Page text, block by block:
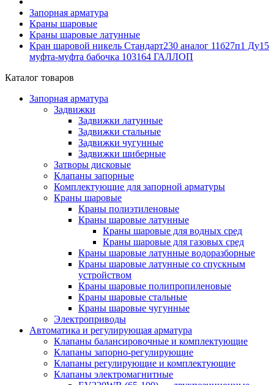
Запорная арматура
Краны шаровые
Краны шаровые латунные
Кран шаровой никель Стандарт230 аналог 11б27п1 Ду15
муфта-муфта бабочка 103164 ГАЛЛОП
Каталог товаров
Запорная арматура
Задвижки
Задвижки латунные
Задвижки стальные
Задвижки чугунные
Задвижки шиберные
Затворы дисковые
Клапаны запорные
Комплектующие для запорной арматуры
Краны шаровые
Краны полиэтиленовые
Краны шаровые латунные
Краны шаровые для водных сред
Краны шаровые для газовых сред
Краны шаровые латунные водоразборные
Краны шаровые латунные со спускным
устройством
Краны шаровые полипропиленовые
Краны шаровые стальные
Краны шаровые чугунные
Электроприводы
Автоматика и регулирующая арматура
Клапаны балансировочные и комплектующие
Клапаны запорно-регулирующие
Клапаны регулирующие и комплектующие
Клапаны электромагнитные